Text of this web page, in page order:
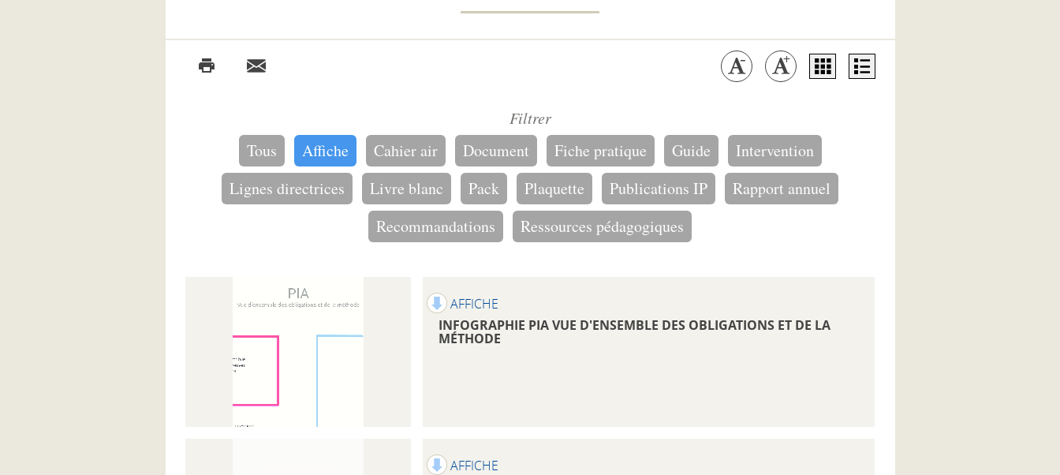
Filtrer
Tous Affiche Cahier air Document Fiche pratique Guide
Intervention
Lignes directrices
Livre blanc Pack Plaquette Publications IP
Rapport annuel
Recommandations
Ressources pédagogiques
AFFICHE
INFOGRAPHIE PIA VUE D'ENSEMBLE DES OBLIGATIONS ET DE LA
MÉTHODE
AFFICHE